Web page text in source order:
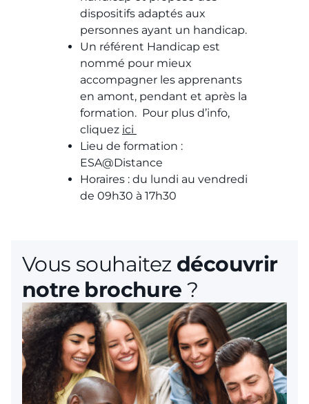
dispositifs adaptés aux
personnes ayant un handicap.
Un référent Handicap est
nommé pour mieux
accompagner les apprenants
en amont, pendant et après la
formation. Pour plus d’info,
cliquez ici
Lieu de formation :
ESA@Distance
Horaires : du lundi au vendredi
de 09h30 à 17h30
Vous souhaitez découvrir
notre brochure ?